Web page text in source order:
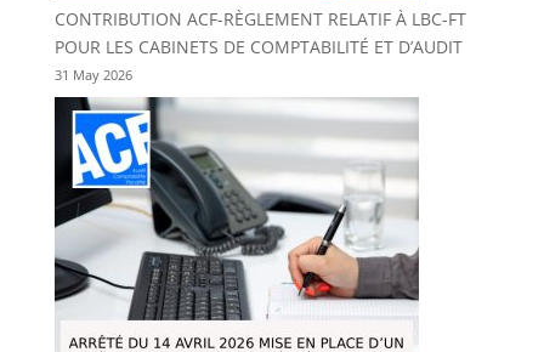
CONTRIBUTION ACF-RÈGLEMENT RELATIF À LBC-FT
POUR LES CABINETS DE COMPTABILITÉ ET D’AUDIT
31 May 2026